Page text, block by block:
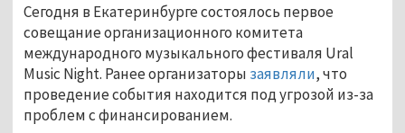
Сегодня в Екатеринбурге состоялось первое
совещание организационного комитета
международного музыкального фестиваля Ural
Music Night. Ранее организаторы заявляли, что
проведение события находится под угрозой из-за
проблем с финансированием.